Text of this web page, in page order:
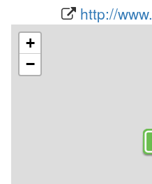
http://
+
−